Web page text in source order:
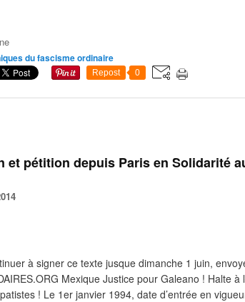
du fascisme ordinaire
Repost 0
et pétition depuis Paris en Solidarité
à signer ce texte jusque dimanche 1 juin,
Mexique Justice pour Galeano ! Halte
! Le 1er janvier 1994, date d’entrée en